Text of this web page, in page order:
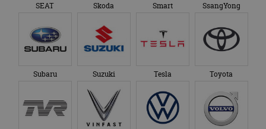
SEAT Skoda Smart SsangYong
Subaru Suzuki Tesla Toyota